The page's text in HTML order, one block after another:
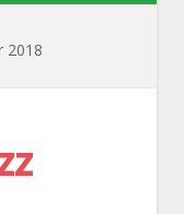
2018